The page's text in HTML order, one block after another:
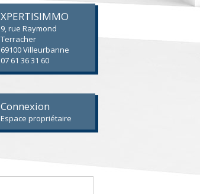
XPERTISIMMO
9, rue Raymond
Terracher
69100 Villeurbanne
07 61 36 31 60
Connexion
Espace propriétaire